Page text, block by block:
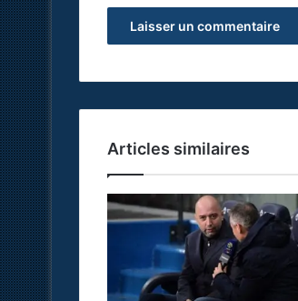
Articles similaires